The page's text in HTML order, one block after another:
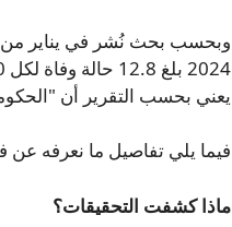
يعني بحسب التقرير أن
فيما يلي تفاصيل ما نعرفه عن
ماذا كشفت التحقيقات؟